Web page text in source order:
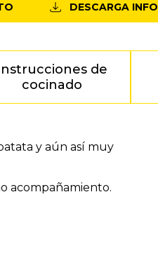
DESCARGA INFO
de
cocinado
y aún así muy
acompañamiento.